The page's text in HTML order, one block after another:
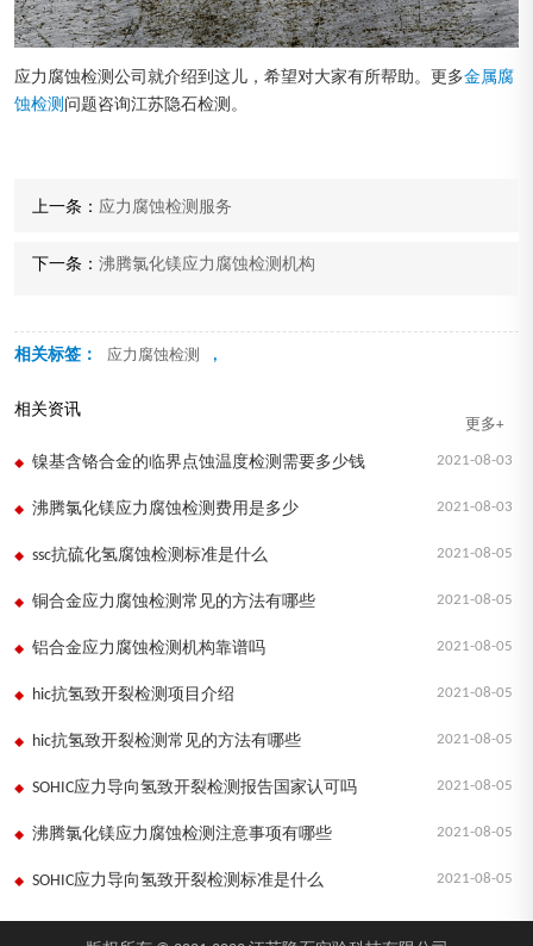
应力腐蚀检测公司就介绍到这儿，希望对大家有所帮助。更多金属腐
蚀检测 问题咨询江苏隐石检测。
上一条： 应力腐蚀检测服务
下一条： 沸腾氯化镁应力腐蚀检测机构
相关标签： 应力腐蚀检测 ,
相关资讯
更多+
2021-08-03
镍基含铬合金的临界点蚀温度检测需要多少钱
2021-08-03
沸腾氯化镁应力腐蚀检测费用是多少
2021-08-05
ssc抗硫化氢腐蚀检测标准是什么
2021-08-05
铜合金应力腐蚀检测常见的方法有哪些
2021-08-05
铝合金应力腐蚀检测机构靠谱吗
2021-08-05
hic抗氢致开裂检测项目介绍
2021-08-05
hic抗氢致开裂检测常见的方法有哪些
2021-08-05
SOHIC应力导向氢致开裂检测报告国家认可吗
2021-08-05
沸腾氯化镁应力腐蚀检测注意事项有哪些
2021-08-05
SOHIC应力导向氢致开裂检测标准是什么